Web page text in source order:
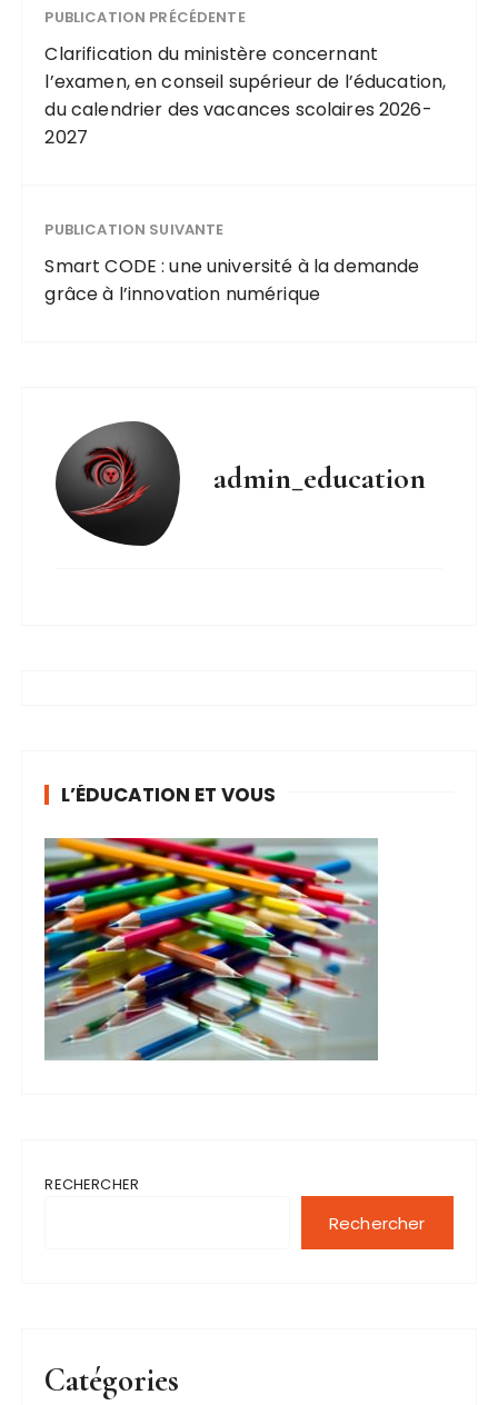
PUBLICATION PRÉCÉDENTE
Clarification du ministère concernant
l’examen, en conseil supérieur de l’éducation,
du calendrier des vacances scolaires 2026-
2027
PUBLICATION SUIVANTE
Smart CODE : une université à la demande
grâce à l’innovation numérique
admin_education
L’ÉDUCATION ET VOUS
RECHERCHER
Rechercher
Catégories